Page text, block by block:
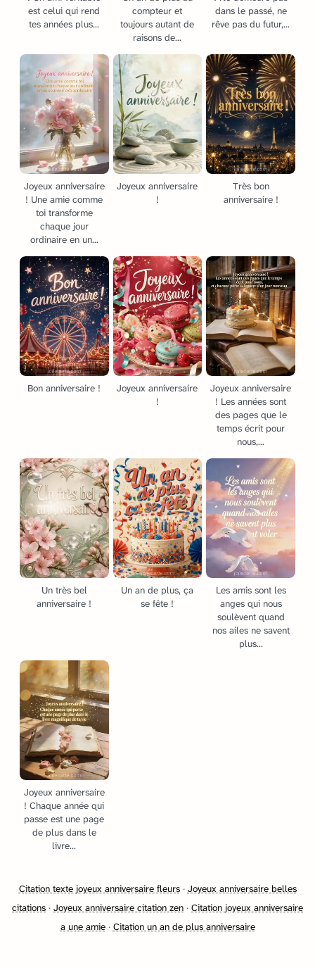
est celui qui rend
tes années plus...
compteur et
toujours autant de
raisons de...
dans le passé, ne
rêve pas du futur,...
Joyeux anniversaire
! Une amie comme
toi transforme
chaque jour
ordinaire en un...
Joyeux anniversaire
!
Très bon
anniversaire !
Bon anniversaire !
Joyeux anniversaire
!
Joyeux anniversaire
! Les années sont
des pages que le
temps écrit pour
nous,...
Un très bel
anniversaire !
Un an de plus, ça
se fête !
Les amis sont les
anges qui nous
soulèvent quand
nos ailes ne savent
plus...
Joyeux anniversaire
! Chaque année qui
passe est une page
de plus dans le
livre...
Citation texte joyeux anniversaire fleurs·Joyeux anniversaire belles
citations · Joyeux anniversaire citation zen · Citation joyeux anniversaire
a une amie·Citation un an de plus anniversaire